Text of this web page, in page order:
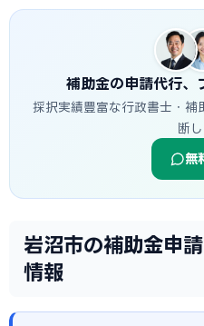
補助金の申請代行、
採択実績豊富な行政書士・補
断
無
岩沼市の補助金申
情報